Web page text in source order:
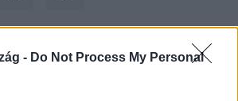
- Do Not Process My Personal
és értesülj a friss hírekről a